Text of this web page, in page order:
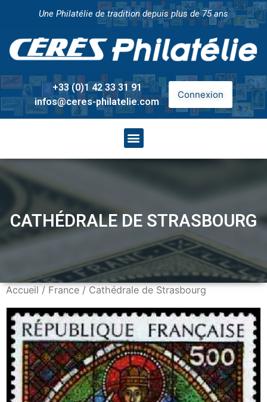
Une Philatélie de tradition depuis plus de 75 ans
+33 (0)1 42 33 31 91
infos@ceres-philatelie.com
Connexion
CATHÉDRALE DE STRASBOURG
Accueil / France / Cathédrale de Strasbourg